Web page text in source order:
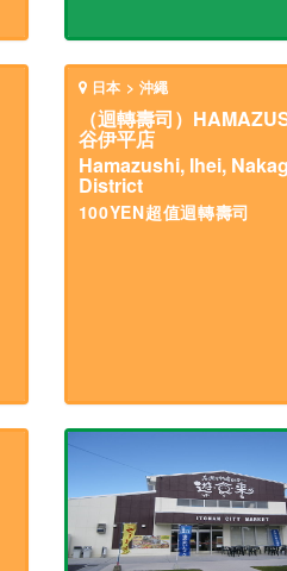
日本 > 沖繩
（迴轉壽司）
谷伊平店
Hamazushi, Ihei,
District
100YEN超值迴轉壽司